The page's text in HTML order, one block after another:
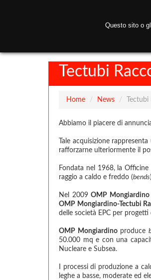
Tectubi
Home / News /
Abbiamo il piacere di
Tale acquisizione
rafforzarne ulteriormente il
Fondata nel 1968, la
raggio a caldo e freddo (bends
Nel 2009OMP Mongiardino
OMP Mongiardino-Tectubi
delle società EPC per
OMP Mongiardinoproduce
50.000 mq e con una
Nucleare e Subsea.
I processi di produzione a
leghe a basse, moderate ed
Questo sito o